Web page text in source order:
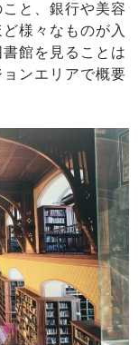
と、銀行や美容
様々なものが入
館を見ることは
ンエリアで概要